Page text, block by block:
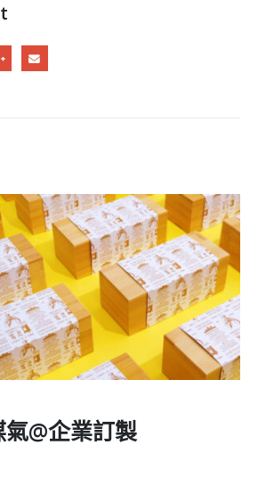
@企業訂製